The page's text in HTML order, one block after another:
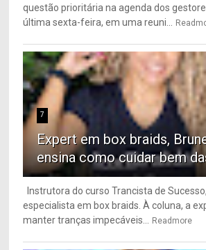
questão prioritária na agenda dos
última sexta-feira, em uma reuni...
7
Expert em box braids,
ensina como cuidar bem
Instrutora do curso Trancista de
especialista em box braids. À coluna, a
manter tranças impecáveis... Readmore